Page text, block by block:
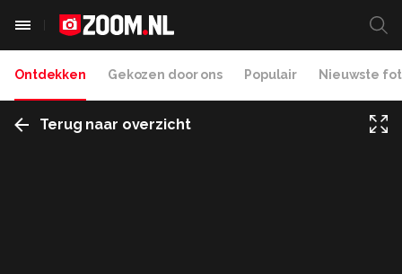
Ontdekken Gekozen door ons Populair Nieuwste
Terug naar overzicht